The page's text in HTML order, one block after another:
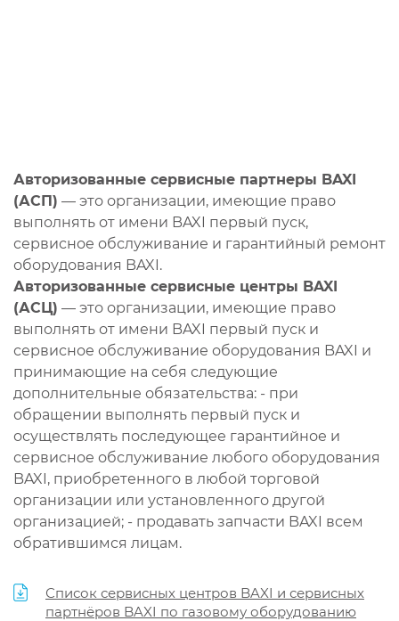
Авторизованные сервисные партнеры BAXI
(АСП) — это организации, имеющие право
выполнять от имени BAXI первый пуск,
сервисное обслуживание и гарантийный ремонт
оборудования BAXI.
Авторизованные сервисные центры BAXI
(АСЦ) — это организации, имеющие право
выполнять от имени BAXI первый пуск и
сервисное обслуживание оборудования BAXI и
принимающие на себя следующие
дополнительные обязательства: - при
обращении выполнять первый пуск и
осуществлять последующее гарантийное и
сервисное обслуживание любого оборудования
BAXI, приобретенного в любой торговой
организации или установленного другой
организацией; - продавать запчасти BAXI всем
обратившимся лицам.
Список сервисных центров BAXI и сервисных
партнёров BAXI по газовому оборудованию